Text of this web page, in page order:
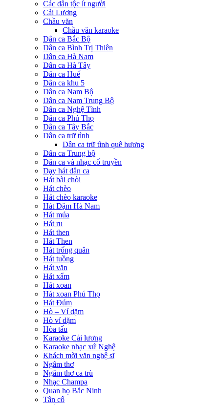
Các dân tộc ít người
Cải Lương
Chầu văn
Chầu văn karaoke
Dân ca Bắc Bộ
Dân ca Bình Trị Thiên
Dân ca Hà Nam
Dân ca Hà Tây
Dân ca Huế
Dân ca khu 5
Dân ca Nam Bộ
Dân ca Nam Trung Bộ
Dân ca Nghệ Tĩnh
Dân ca Phú Thọ
Dân ca Tây Bắc
Dân ca trữ tình
Dân ca trữ tình quê hương
Dân ca Trung bộ
Dân ca và nhạc cổ truyền
Dạy hát dân ca
Hát bài chòi
Hát chèo
Hát chèo karaoke
Hát Dặm Hà Nam
Hát múa
Hát ru
Hát then
Hát Then
Hát trống quân
Hát tuồng
Hát văn
Hát xẩm
Hát xoan
Hát xoan Phú Thọ
Hát Đúm
Hò – Ví dặm
Hò ví dặm
Hòa tấu
Karaoke Cải lương
Karaoke nhạc xứ Nghệ
Khách mời văn nghệ sĩ
Ngâm thơ
Ngâm thơ ca trù
Nhạc Champa
Quan họ Bắc Ninh
Tân cổ